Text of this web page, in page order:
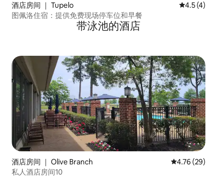
酒店房间 ｜ Tupelo 平均评分
4.5 (4)
图佩洛住宿：提供免费现场停车位和早餐
带泳池的酒店
酒店房间 ｜ Olive Branch 平均评分
4.76 (29)
私人酒店房间10